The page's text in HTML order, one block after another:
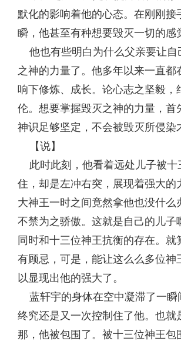
默化的影响着他的心态。在刚刚接
瞬，他甚至有种想要毁灭一切的感
他也有些明白为什么父亲要让自
之神的力量了。他多年以来一直都
响下修炼、成长。论心志之坚毅，
伦。想要掌握毁灭之神的力量，首
神识足够坚定，不会被毁灭所侵染
【说】
此时此刻，他看着远处儿子被十
住，却是左冲右突，展现着强大的
大神王一时之间竟然拿他也没什么
不禁为之骄傲。这就是自己的儿子
同时和十三位神王抗衡的存在。就
有顾忌，可是，能让这么么多位神
以显现出他的强大了。
蓝轩宇的身体在空中凝滞了一瞬
终究还是又一次控制住了他。也就
那，他被包围了。被十三位神王包